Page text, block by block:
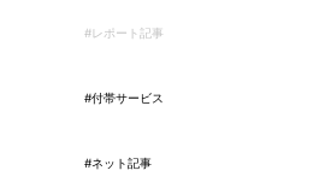
#レポート記事
#付帯サービス
#ネット記事